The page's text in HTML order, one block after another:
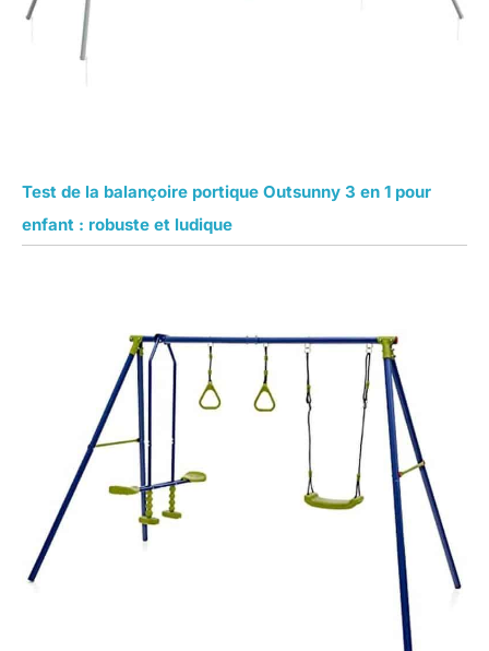
Test de la balançoire portique Outsunny 3 en 1 pour
enfant : robuste et ludique